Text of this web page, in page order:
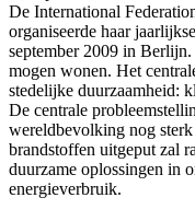
De International
organiseerde haar
september 2009 in
mogen wonen. Het
stedelijke duurzaamheid:
De centrale
wereldbevolking nog
brandstoffen uitgeput zal
duurzame oplossingen in
energieverbruik.